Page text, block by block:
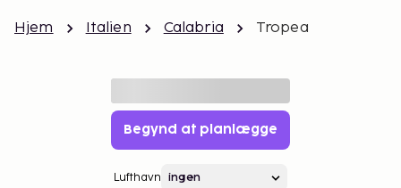
Hjem Italien Calabria Tropea
Begynd at planlægge
Lufthavn